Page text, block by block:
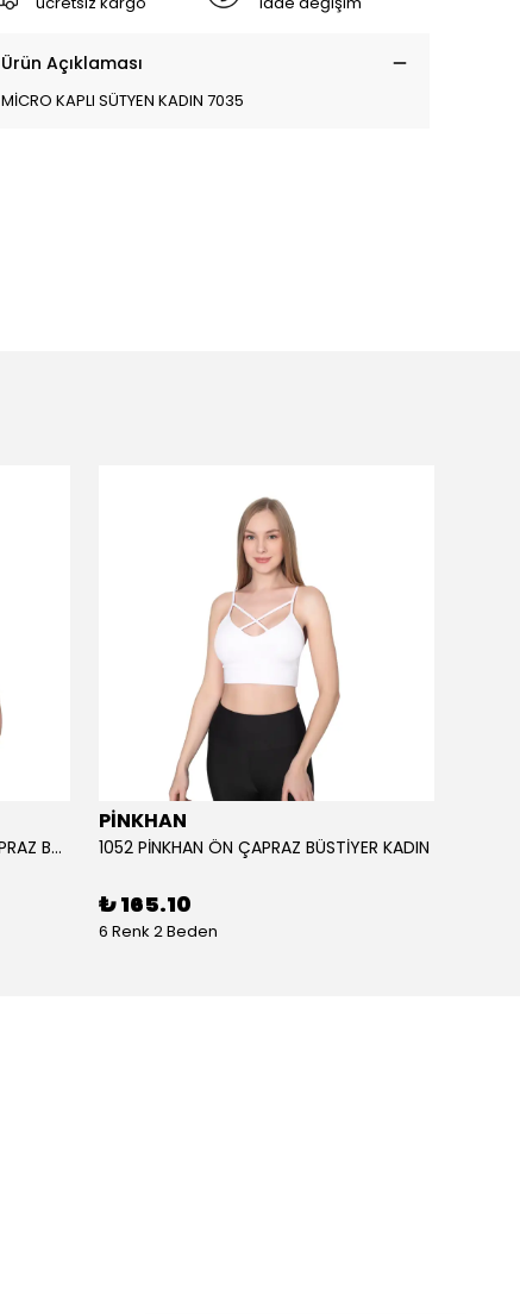
Ürün Açıklaması
MİCRO KAPLI SÜTYEN KADIN 7035
1051 PİNKHAN ÇİFT ASKILI ARKA ÇAPRAZ BÜSTİYER KADI
PİNKHAN
1052 PİNKHAN ÖN ÇAPRAZ BÜSTİYER KADIN
₺ 165.10
6 Renk 2 Beden